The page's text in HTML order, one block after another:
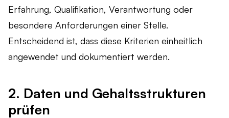
Erfahrung, Qualifikation, Verantwortung oder
besondere Anforderungen einer Stelle.
Entscheidend ist, dass diese Kriterien einheitlich
angewendet und dokumentiert werden.
2. Daten und Gehaltsstrukturen
prüfen